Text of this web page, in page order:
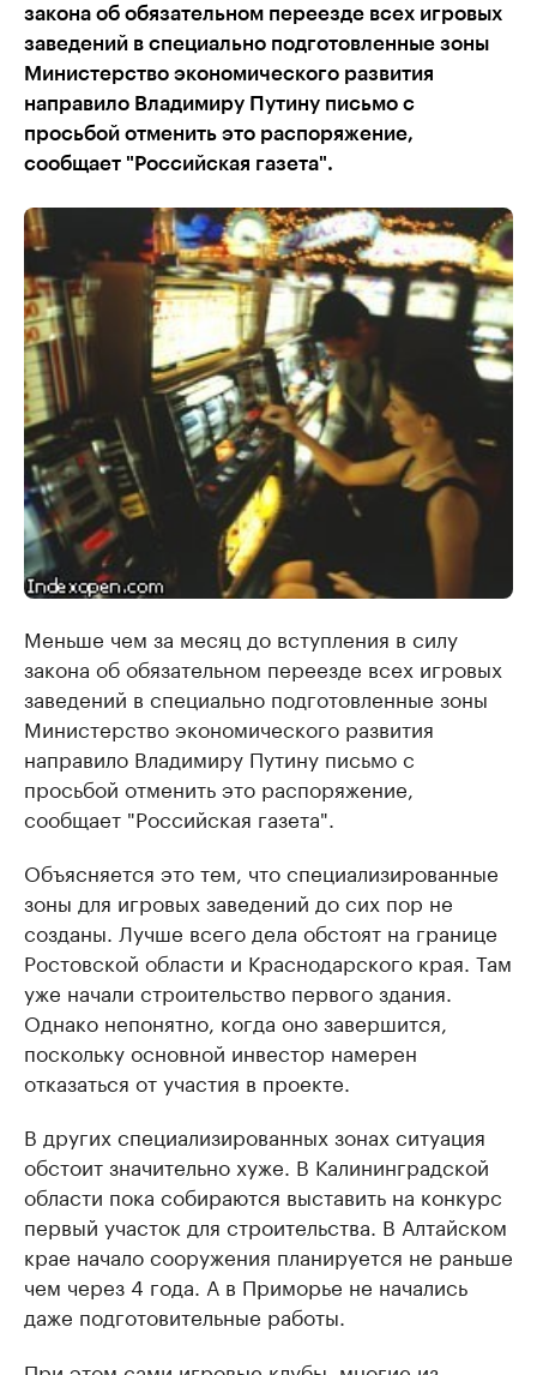
закона об обязательном переезде всех игровых
заведений в специально подготовленные зоны
Министерство экономического развития
направило Владимиру Путину письмо с
просьбой отменить это распоряжение,
сообщает "Российская газета".
Меньше чем за месяц до вступления в силу
закона об обязательном переезде всех игровых
заведений в специально подготовленные зоны
Министерство экономического развития
направило Владимиру Путину письмо с
просьбой отменить это распоряжение,
сообщает "Российская газета".
Объясняется это тем, что специализированные
зоны для игровых заведений до сих пор не
созданы. Лучше всего дела обстоят на границе
Ростовской области и Краснодарского края. Там
уже начали строительство первого здания.
Однако непонятно, когда оно завершится,
поскольку основной инвестор намерен
отказаться от участия в проекте.
В других специализированных зонах ситуация
обстоит значительно хуже. В Калининградской
области пока собираются выставить на конкурс
первый участок для строительства. В Алтайском
крае начало сооружения планируется не раньше
чем через 4 года. А в Приморье не начались
даже подготовительные работы.